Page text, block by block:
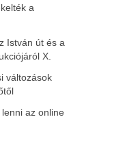
a
István út és a
X.
változások
az online